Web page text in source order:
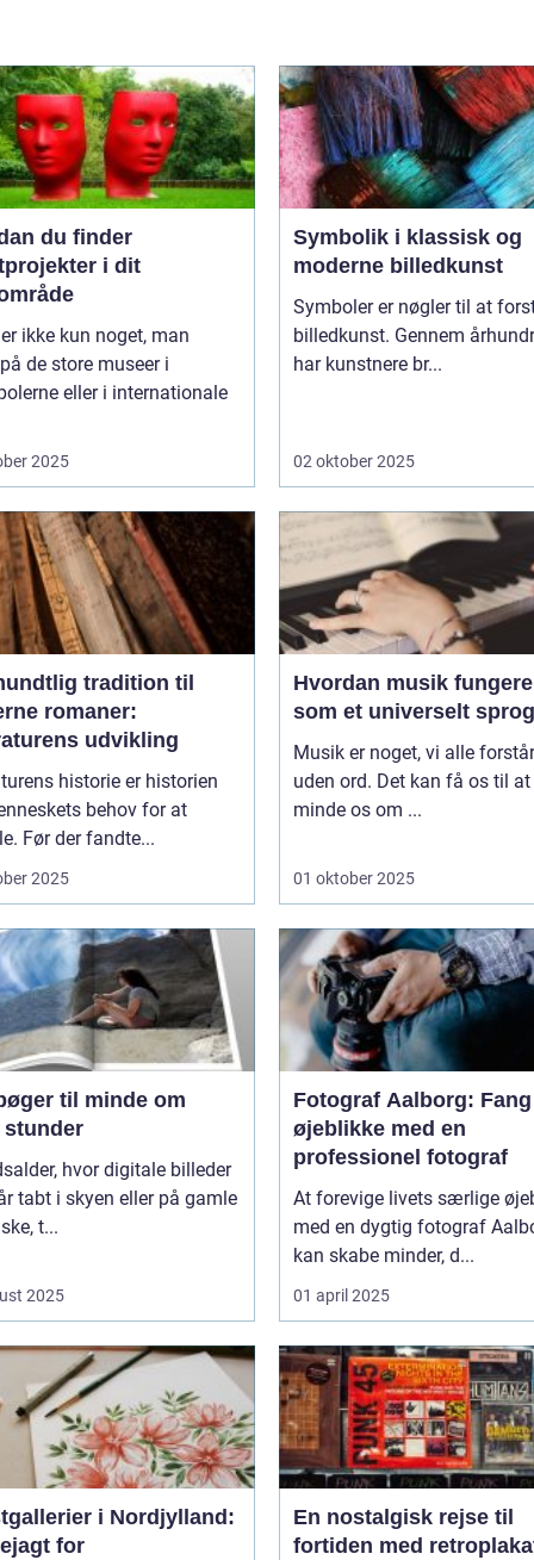
du finder
i dit
ikke kun noget, man
de store museer i
eller i internationale
2025
Symbolik i klassisk og
moderne billedkunst
Symboler er nøgler til at
billedkunst. Gennem
har kunstnere br...
02 oktober 2025
tradition til
romaner:
udvikling
historie er historien
behov for at
Før der fandte...
2025
Hvordan musik
som et universelt sprog
Musik er noget, vi alle
uden ord. Det kan få os til
minde os om ...
01 oktober 2025
til minde om
stunder
hvor digitale billeder
tabt i skyen eller på gamle
t...
2025
Fotograf Aalborg:
øjeblikke med en
professionel fotograf
At forevige livets særlige
med en dygtig fotograf
kan skabe minder, d...
01 april 2025
i Nordjylland:
for
En nostalgisk rejse til
fortiden med